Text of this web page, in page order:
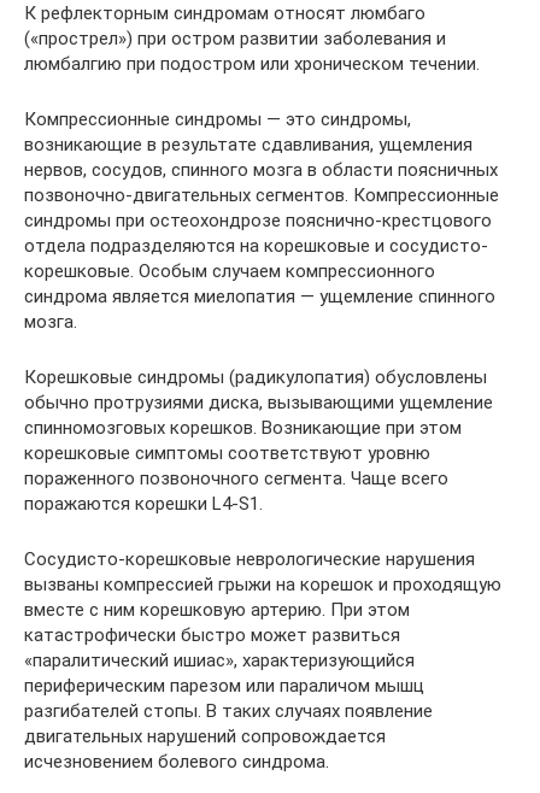
К рефлекторным синдромам относят люмбаго
(«прострел») при остром развитии заболевания и
люмбалгию при подостром или хроническом течении.
Компрессионные синдромы — это синдромы,
возникающие в результате сдавливания, ущемления
нервов, сосудов, спинного мозга в области поясничных
позвоночно-двигательных сегментов. Компрессионные
синдромы при остеохондрозе пояснично-крестцового
отдела подразделяются на корешковые и сосудисто-
корешковые. Особым случаем компрессионного
синдрома является миелопатия — ущемление спинного
мозга.
Корешковые синдромы (радикулопатия) обусловлены
обычно протрузиями диска, вызывающими ущемление
спинномозговых корешков. Возникающие при этом
корешковые симптомы соответствуют уровню
пораженного позвоночного сегмента. Чаще всего
поражаются корешки L4-S1.
Сосудисто-корешковые неврологические нарушения
вызваны компрессией грыжи на корешок и проходящую
вместе с ним корешковую артерию. При этом
катастрофически быс­тро может развиться
«паралитический ишиас», характеризующийся
периферическим парезом или параличом мышц
разгибателей стопы. В таких случаях появление
двигательных нарушений сопровождается
исчезновением болевого синдрома.